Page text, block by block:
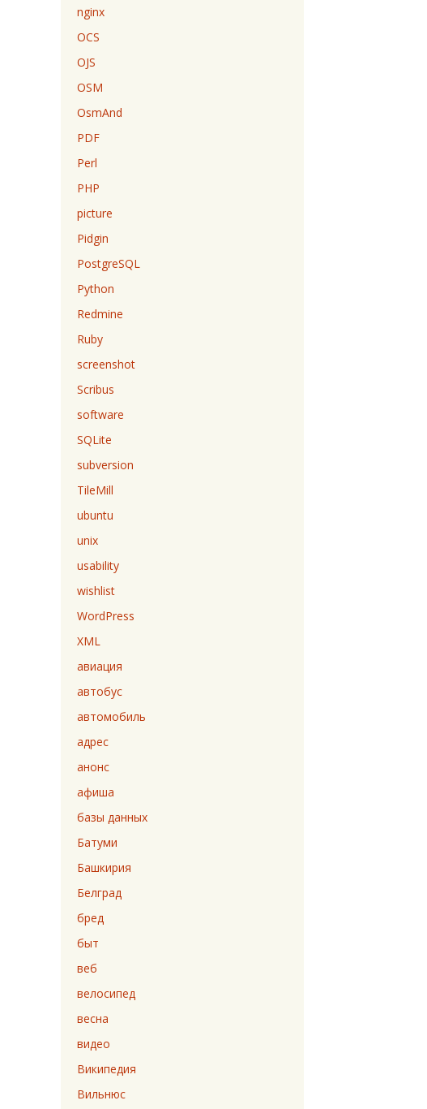
nginx
OCS
OJS
OSM
OsmAnd
PDF
Perl
PHP
picture
Pidgin
PostgreSQL
Python
Redmine
Ruby
screenshot
Scribus
software
SQLite
subversion
TileMill
ubuntu
unix
usability
wishlist
WordPress
XML
авиация
автобус
автомобиль
адрес
анонс
афиша
базы данных
Батуми
Башкирия
Белград
бред
быт
веб
велосипед
весна
видео
Википедия
Вильнюс